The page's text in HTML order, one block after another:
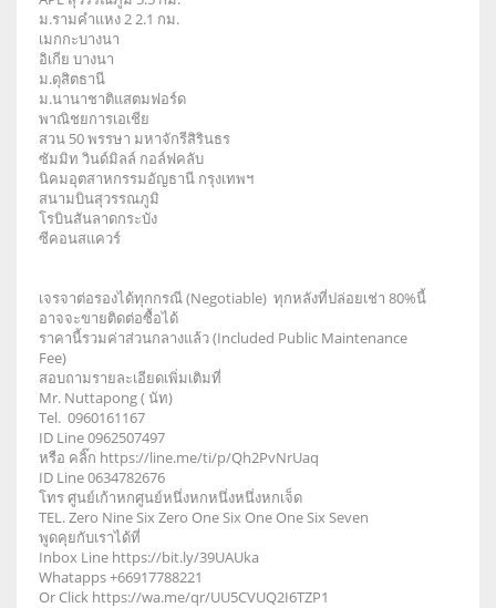
ม.รามคำแหง 2 2.1 กม.
เมกกะบางนา
อิเกีย บางนา
ม.ดุสิตธานี
ม.นานาชาติแสตมฟอร์ด
พาณิชยการเอเชีย
สวน 50 พรรษา มหาจักรีสิรินธร
ซัมมิท วินด์มิลล์ กอล์ฟคลับ
นิคมอุตสาหกรรมอัญธานี กรุงเทพฯ
สนามบินสุวรรณภูมิ
โรบินสันลาดกระบัง
ซีคอนสแควร์
เจรจาต่อรองได้ทุกกรณี (Negotiable) ทุกหลังที่ปล่อยเช่า 80%นี้
อาจจะขายติดต่อซื้อได้
ราคานี้รวมค่าส่วนกลางแล้ว (Included Public Maintenance
Fee)
สอบถามรายละเอียดเพิ่มเติมที่
Mr. Nuttapong ( นัท)
Tel. 0960161167
ID Line 0962507497
หรือ คลิ๊ก https://line.me/ti/p/Qh2PvNrUaq
ID Line 0634782676
โทร ศูนย์เก้าหกศูนย์หนึ่งหกหนึ่งหนึ่งหกเจ็ด
TEL. Zero Nine Six Zero One Six One One Six Seven
พูดคุยกับเราได้ที่
Inbox Line https://bit.ly/39UAUka
Whatapps +66917788221
Or Click https://wa.me/qr/UU5CVUQ2I6TZP1